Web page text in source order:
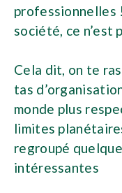
professionnelles
société, ce n’est
Cela dit, on te
tas
monde plus
limites
regroupé
intéressantes